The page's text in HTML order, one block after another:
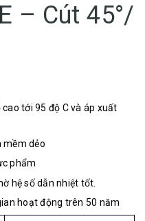
– Cút 45°/
tới 95 độ C và áp xuất
mềm dẻo
phẩm
hệ số dẫn nhiệt tốt.
hoạt động trên 50 năm